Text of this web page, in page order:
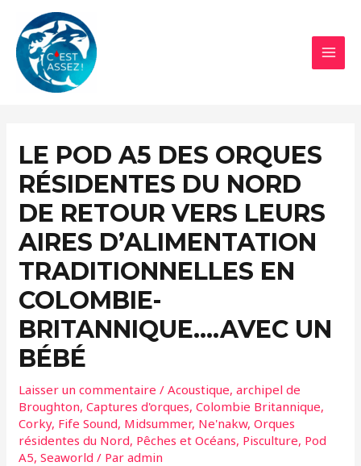
contenu
LE POD A5 DES ORQUES
RÉSIDENTES DU NORD
DE RETOUR VERS LEURS
AIRES D’ALIMENTATION
TRADITIONNELLES EN
COLOMBIE-
BRITANNIQUE….AVEC UN
BÉBÉ
Laisser un commentaire /Acoustique,archipel de
Broughton,Captures d'orques,Colombie Britannique,
Corky, Fife Sound, Midsummer, Ne'nakw,Orques
résidentes du Nord, Pêches et Océans, Pisculture, Pod
A5,Seaworld / Paradmin